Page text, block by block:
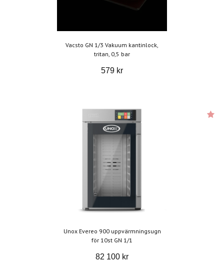
Vacsto GN 1/3 Vakuum kantinlock,
tritan, 0,5 bar
579 kr
Unox Evereo 900 uppvärmningsugn
för 10st GN 1/1
82 100 kr